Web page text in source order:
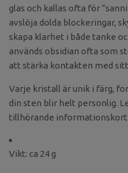
glas och kallas ofta för
avslöja dolda blockeringar,
skapa klarhet i både tanke
används obsidian ofta som
att stärka kontakten med
Varje kristall är unik i färg,
din sten blir helt personlig.
tillhörande informationskort.
Vikt: ca 24 g